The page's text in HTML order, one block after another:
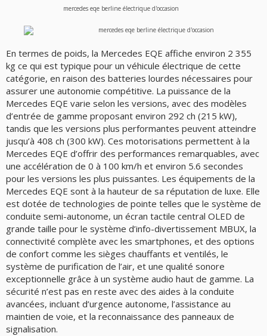
En termes de poids, la Mercedes EQE affiche environ 2 355
kg ce qui est typique pour un véhicule électrique de cette
catégorie, en raison des batteries lourdes nécessaires pour
assurer une autonomie compétitive. La puissance de la
Mercedes EQE varie selon les versions, avec des modèles
d’entrée de gamme proposant environ 292 ch (215 kW),
tandis que les versions plus performantes peuvent atteindre
jusqu’à 408 ch (300 kW). Ces motorisations permettent à la
Mercedes EQE d’offrir des performances remarquables, avec
une accélération de 0 à 100 km/h et environ 5.6 secondes
pour les versions les plus puissantes. Les équipements de la
Mercedes EQE sont à la hauteur de sa réputation de luxe. Elle
est dotée de technologies de pointe telles que le système de
conduite semi-autonome, un écran tactile central OLED de
grande taille pour le système d’info-divertissement MBUX, la
connectivité complète avec les smartphones, et des options
de confort comme les sièges chauffants et ventilés, le
système de purification de l’air, et une qualité sonore
exceptionnelle grâce à un système audio haut de gamme. La
sécurité n’est pas en reste avec des aides à la conduite
avancées, incluant d’urgence autonome, l’assistance au
maintien de voie, et la reconnaissance des panneaux de
signalisation.